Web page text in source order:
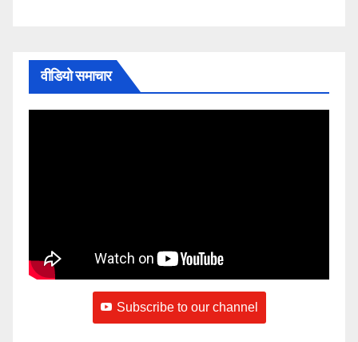
वीडियो समाचार
Subscribe to our channel